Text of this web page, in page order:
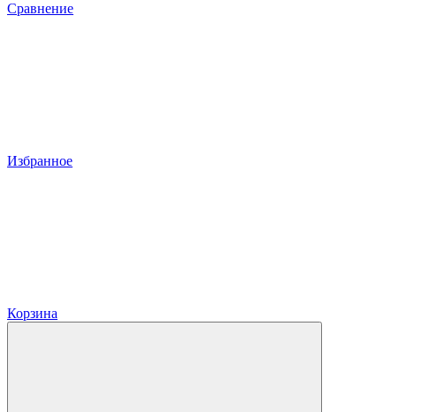
Сравнение
Избранное
Корзина